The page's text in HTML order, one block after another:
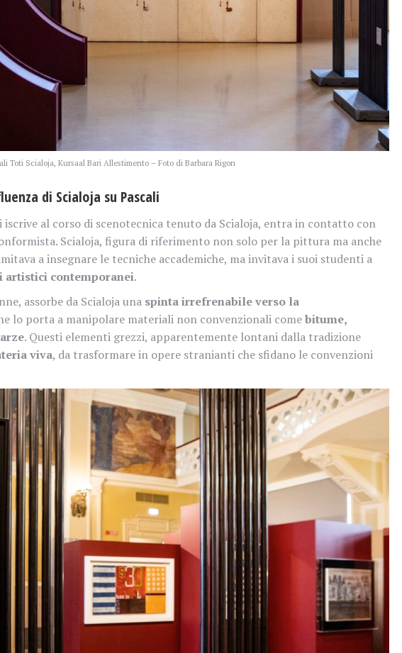
Toti Scialoja, Kursaal Bari Allestimento – Foto di Barbara Rigon
di Scialoja su Pascali
iscrive al corso di scenotecnica tenuto da Scialoja, entra in contatto con
Scialoja, figura di riferimento non solo per la pittura ma anche
a insegnare le tecniche accademiche, ma invitava i suoi studenti a
artistici contemporanei.
assorbe da Scialoja una spinta irrefrenabile verso la
lo porta a manipolare materiali non convenzionali comebitume,
. Questi elementi grezzi, apparentemente lontani dalla tradizione
viva, da trasformare in opere stranianti che sfidano le convenzioni